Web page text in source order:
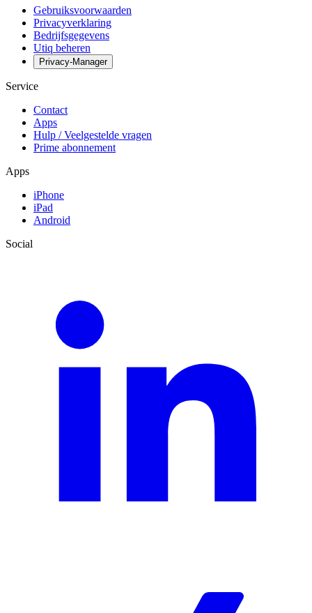
Gebruiksvoorwaarden
Privacyverklaring
Bedrijfsgegevens
Utiq beheren
Privacy-Manager
Service
Contact
Apps
Hulp / Veelgestelde vragen
Prime abonnement
Apps
iPhone
iPad
Android
Social